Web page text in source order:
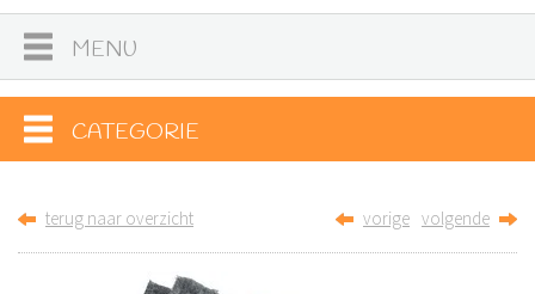
MENU
CATEGORIE
terug naar overzicht vorige volgende